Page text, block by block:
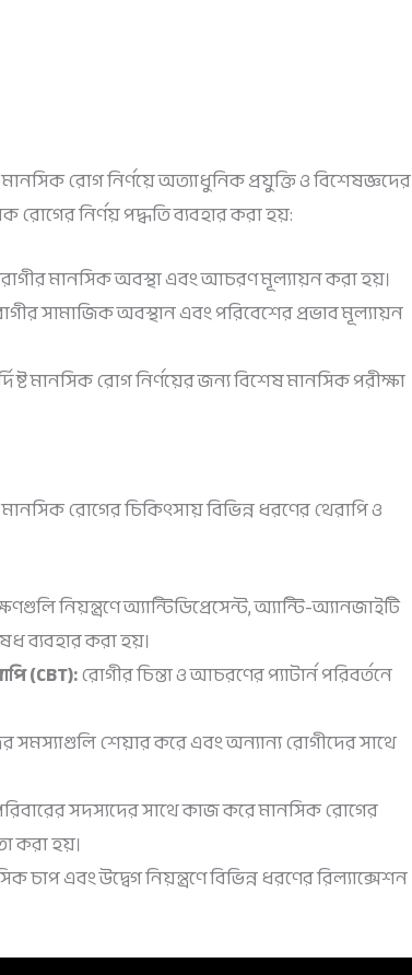
রোগ নির্ণয়ে অত্যাধুনিক প্রযুক্তি ও বিশেষজ্ঞদের
রোগের নির্ণয় পদ্ধতি ব্যবহার করা হয়:
মানসিক অবস্থা এবং আচরণ মূল্যায়ন করা হয়।
সামাজিক অবস্থান এবং পরিবেশের প্রভাব মূল্যায়ন
মানসিক রোগ নির্ণয়ের জন্য বিশেষ মানসিক পরীক্ষা
রোগের চিকিৎসায় বিভিন্ন ধরণের থেরাপি ও
নিয়ন্ত্রণে অ্যান্টিডিপ্রেসেন্ট, অ্যান্টি-অ্যানজাইটি
ব্যবহার করা হয়।
(CBT):রোগীর চিন্তা ও আচরণের প্যাটার্ন পরিবর্তনে
সমস্যাগুলি শেয়ার করে এবং অন্যান্য রোগীদের সাথে
সদস্যদের সাথে কাজ করে মানসিক রোগের
করা হয়।
চাপ এবং উদ্বেগ নিয়ন্ত্রণে বিভিন্ন ধরণের রিল্যাক্সেশন